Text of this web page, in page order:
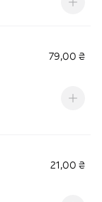
79,00 ₴
21,00 ₴